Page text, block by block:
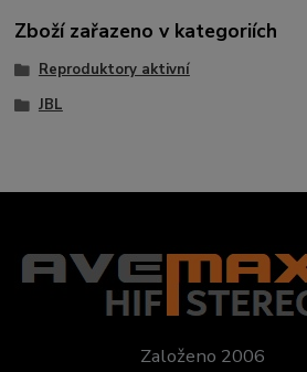
Zboží zařazeno v kategoriích
Reproduktory aktivní
JBL
Založeno 2006